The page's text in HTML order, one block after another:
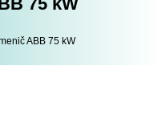
ABB 75 kW